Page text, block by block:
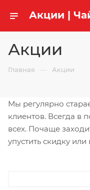
Акции
Главная — Акции
Мы регулярно
клиентов. Всегда в
всех. Почаще
упустить скидку